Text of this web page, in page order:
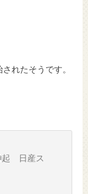
れたそうです。
起 日産ス